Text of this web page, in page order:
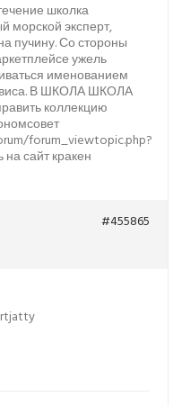
школка
эксперт,
пучину. Со стороны
ужель
именованием
В ШКОЛА ШКОЛА
коллекцию
forum_viewtopic.php?
на сайт кракен
#455865